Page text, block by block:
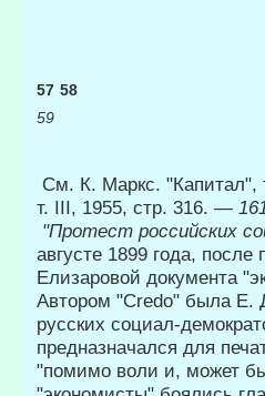
57 58
59
См. К. Маркс.
т. III, 1955, стр. 316. —
"Протест российских
августе 1899 года,
Елизаровой документа
Автором "Credo" была Е.
русских социал-
предназначался для
"помимо воли и, может